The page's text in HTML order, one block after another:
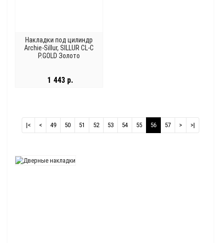
Накладки под цилиндр
Archie-Sillur, SILLUR CL-C
P.GOLD Золото
1 443 р.
|< < 49 50 51 52 53 54 55 56 57 > >|